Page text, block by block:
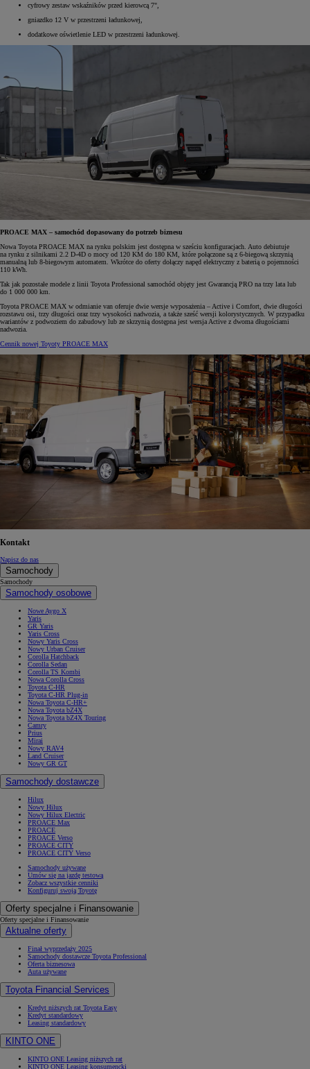
cyfrowy zestaw wskaźników przed kierowcą 7",
gniazdko 12 V w przestrzeni ładunkowej,
dodatkowe oświetlenie LED w przestrzeni ładunkowej.
PROACE MAX – samochód dopasowany do potrzeb biznesu
Nowa Toyota PROACE MAX na rynku polskim jest dostępna w sześciu konfiguracjach. Auto debiutuje
na rynku z silnikami 2.2 D-4D o mocy od 120 KM do 180 KM, które połączone są z 6-biegową skrzynią
manualną lub 8-biegowym automatem. Wkrótce do oferty dołączy napęd elektryczny z baterią o pojemności
110 kWh.
Tak jak pozostałe modele z linii Toyota Professional samochód objęty jest Gwarancją PRO na trzy lata lub
do 1 000 000 km.
Toyota PROACE MAX w odmianie van oferuje dwie wersje wyposażenia – Active i Comfort, dwie długości
rozstawu osi, trzy długości oraz trzy wysokości nadwozia, a także sześć wersji kolorystycznych. W przypadku
wariantów z podwoziem do zabudowy lub ze skrzynią dostępna jest wersja Active z dwoma długościami
nadwozia.
Cennik nowej Toyoty PROACE MAX
Kontakt
Napisz do nas
Samochody
Samochody
Samochody osobowe
Nowe Aygo X
Yaris
GR Yaris
Yaris Cross
Nowy Yaris Cross
Nowy Urban Cruiser
Corolla Hatchback
Corolla Sedan
Corolla TS Kombi
Nowa Corolla Cross
Toyota C-HR
Toyota C-HR Plug-in
Nowa Toyota C-HR+
Nowa Toyota bZ4X
Nowa Toyota bZ4X Touring
Camry
Prius
Mirai
Nowy RAV4
Land Cruiser
Nowy GR GT
Samochody dostawcze
Hilux
Nowy Hilux
Nowy Hilux Electric
PROACE Max
PROACE
PROACE Verso
PROACE CITY
PROACE CITY Verso
Samochody używane
Umów się na jazdę testową
Zobacz wszystkie cenniki
Konfiguruj swoją Toyotę
Oferty specjalne i Finansowanie
Oferty specjalne i Finansowanie
Aktualne oferty
Finał wyprzedaży 2025
Samochody dostawcze Toyota Professional
Oferta biznesowa
Auta używane
Toyota Financial Services
Kredyt niższych rat Toyota Easy
Kredyt standardowy
Leasing standardowy
KINTO ONE
KINTO ONE Leasing niższych rat
KINTO ONE Leasing konsumencki